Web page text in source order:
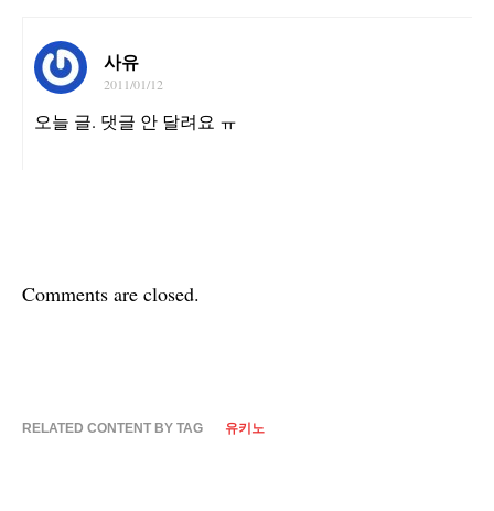
사유
2011/01/12
오늘 글. 댓글 안 달려요 ㅠ
Comments are closed.
RELATED CONTENT BY TAG 유키노